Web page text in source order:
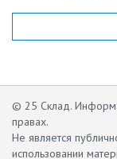
© 25 Склад.
правах.
Не является
использовании